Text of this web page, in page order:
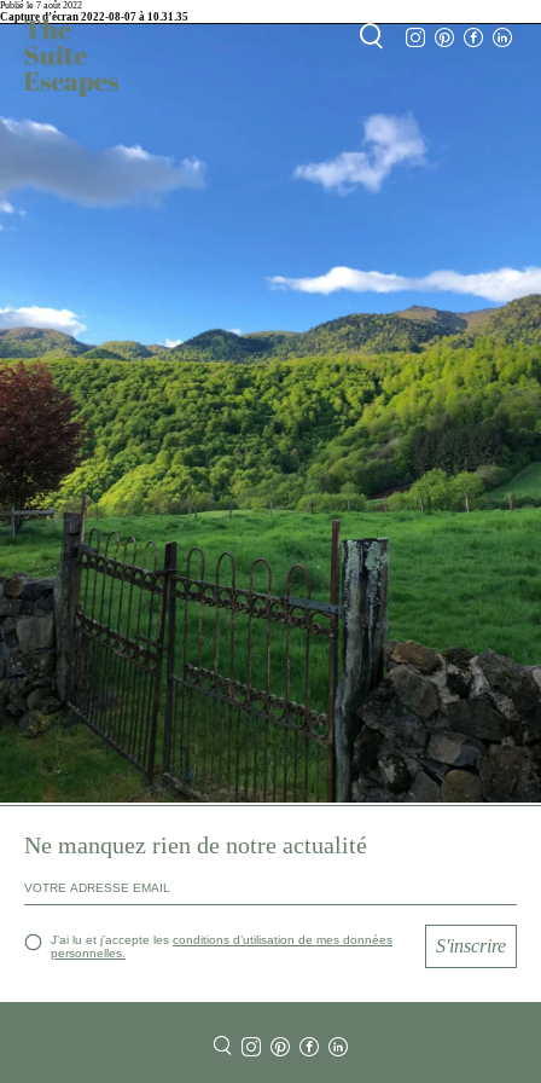
Publié le 7 août 2022
Capture d’écran 2022-08-07 à 10.31.35
Ne manquez rien de notre actualité
J’ai lu et j’accepte les conditions d’utilisation de mes données
personnelles.
S'inscrire